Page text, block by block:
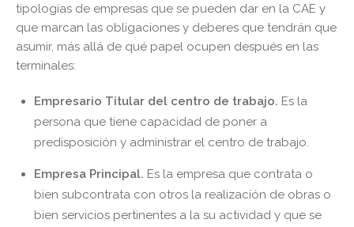
tipologías de empresas que se pueden dar en la CAE y
que marcan las obligaciones y deberes que tendrán que
asumir, más allá de qué papel ocupen después en las
terminales:
Empresario Titular del centro de trabajo. Es la
persona que tiene capacidad de poner a
predisposición y administrar el centro de trabajo.
Empresa Principal. Es la empresa que contrata o
bien subcontrata con otros la realización de obras o
bien servicios pertinentes a la su actividad y que se